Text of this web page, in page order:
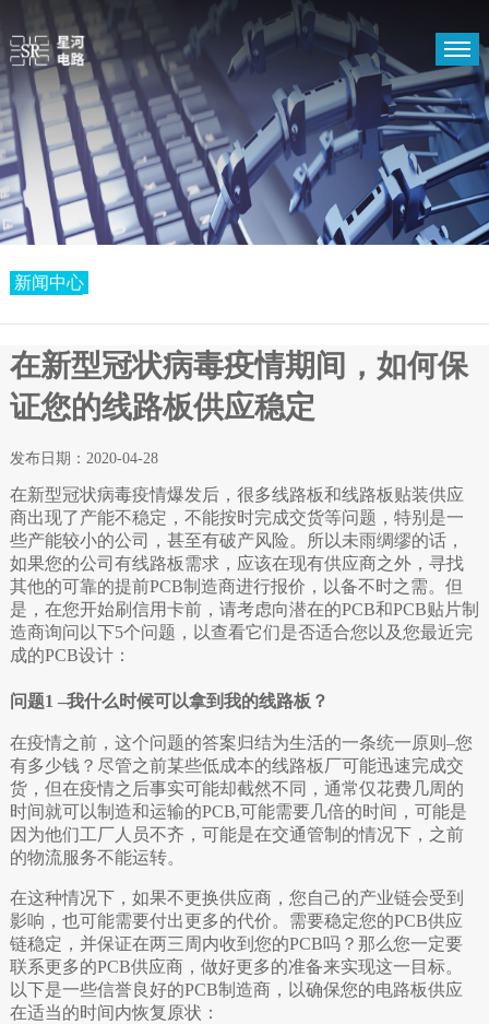
首页
PCB
关于我们
支持中心
新闻中心
新闻中心
在新型冠状病毒疫情期间，如何保
证您的线路板供应稳定
发布日期：2020-04-28
在新型冠状病毒疫情爆发后，很多线路板和线路板贴装供应
商出现了产能不稳定，不能按时完成交货等问题，特别是一
些产能较小的公司，甚至有破产风险。所以未雨绸缪的话，
如果您的公司有线路板需求，应该在现有供应商之外，寻找
其他的可靠的提前PCB制造商进行报价，以备不时之需。但
是，在您开始刷信用卡前，请考虑向潜在的PCB和PCB贴片制
造商询问以下5个问题，以查看它们是否适合您以及您最近完
成的PCB设计：
问题1 –我什么时候可以拿到我的线路板？
在疫情之前，这个问题的答案归结为生活的一条统一原则–您
有多少钱？尽管之前某些低成本的线路板厂可能迅速完成交
货，但在疫情之后事实可能却截然不同，通常仅花费几周的
时间就可以制造和运输的PCB,可能需要几倍的时间，可能是
因为他们工厂人员不齐，可能是在交通管制的情况下，之前
的物流服务不能运转。
在这种情况下，如果不更换供应商，您自己的产业链会受到
影响，也可能需要付出更多的代价。需要稳定您的PCB供应
链稳定，并保证在两三周内收到您的PCB吗？那么您一定要
联系更多的PCB供应商，做好更多的准备来实现这一目标。
以下是一些信誉良好的PCB制造商，以确保您的电路板供应
在适当的时间内恢复原状：